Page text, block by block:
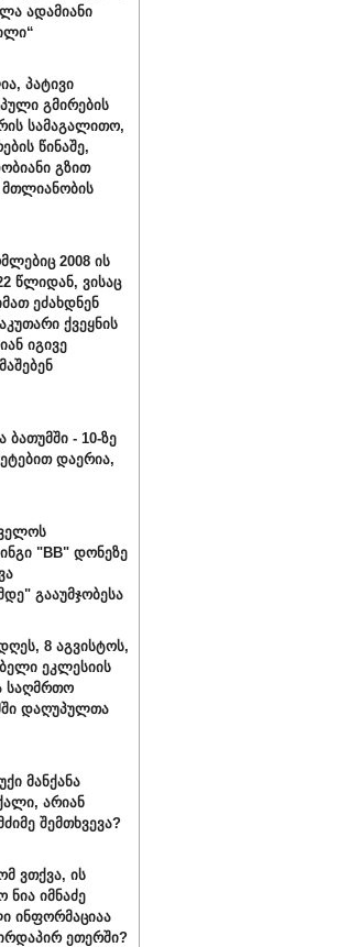
ადამიანი
პატივი
გმირების
სამაგალითო,
წინაშე,
გზით
2008 ის
წლიდან, ვისაც
ეძახდნენ
ქვეყნის
იგივე
- 10-ზე
დაერია,
"BB" დონეზე
გააუმჯობესა
8 აგვისტოს,
ეკლესიის
საღმრთო
დაღუპულთა
მანქანა
არიან
შემთხვევა?
ვთქვა, ის
იმნაძე
ინფორმაციაა
ეთერში?